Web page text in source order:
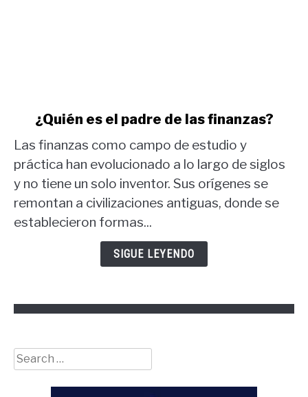
¿Quién
es
el
las
¿Quién es el padre de las finanzas?
Las finanzas como campo de estudio y
práctica han evolucionado a lo largo de siglos
y no tiene un solo inventor. Sus orígenes se
remontan a civilizaciones antiguas, donde se
establecieron formas...
SIGUE LEYENDO
Search
for: